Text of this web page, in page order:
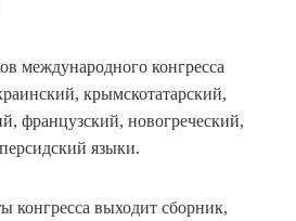
международного конгресса
крымскотатарский,
французский, новогреческий,
языки.
конгресса выходит сборник,